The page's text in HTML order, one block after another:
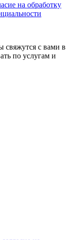
на обработку
свяжутся с вами в
по услугам и